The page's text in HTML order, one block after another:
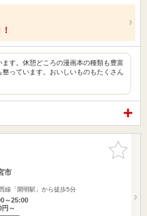
す。休憩どころの漫画本の種類も豊富
っています。おいしいものもたくさん
お気に入
りに追加
市
線「開明駅」から徒歩5分
～25:00
円～